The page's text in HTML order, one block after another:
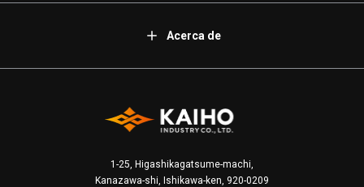
Acerca de
1-25, Higashikagatsume-machi,
Kanazawa-shi, Ishikawa-ken, 920-0209